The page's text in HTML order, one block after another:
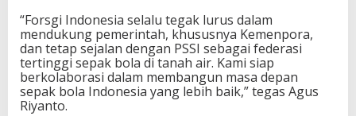
“Forsgi Indonesia selalu tegak lurus dalam
mendukung pemerintah, khususnya Kemenpora,
dan tetap sejalan dengan PSSI sebagai federasi
tertinggi sepak bola di tanah air. Kami siap
berkolaborasi dalam membangun masa depan
sepak bola Indonesia yang lebih baik,” tegas Agus
Riyanto.